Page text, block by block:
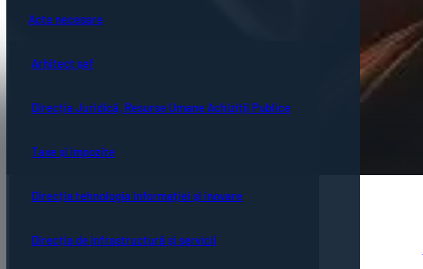
Acte necesare
Arhitect șef
Direcția Juridică, Resurse Umane Achiziții Publice
Taxe și impozite
Direcția tehnologia informației și inovare
Direcția de infrastructură și servicii